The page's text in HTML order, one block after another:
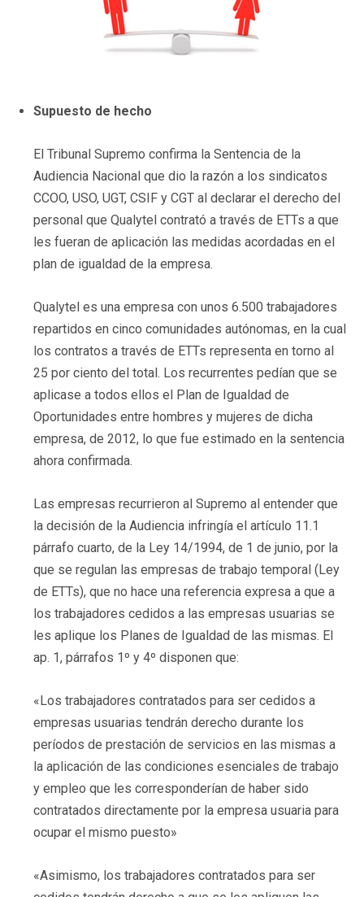
Supuesto de hecho
El Tribunal Supremo confirma la Sentencia de la
Audiencia Nacional que dio la razón a los sindicatos
CCOO, USO, UGT, CSIF y CGT al declarar el derecho del
personal que Qualytel contrató a través de ETTs a que
les fueran de aplicación las medidas acordadas en el
plan de igualdad de la empresa.
Qualytel es una empresa con unos 6.500 trabajadores
repartidos en cinco comunidades autónomas, en la cual
los contratos a través de ETTs representa en torno al
25 por ciento del total. Los recurrentes pedían que se
aplicase a todos ellos el Plan de Igualdad de
Oportunidades entre hombres y mujeres de dicha
empresa, de 2012, lo que fue estimado en la sentencia
ahora confirmada.
Las empresas recurrieron al Supremo al entender que
la decisión de la Audiencia infringía el artículo 11.1
párrafo cuarto, de la Ley 14/1994, de 1 de junio, por la
que se regulan las empresas de trabajo temporal (Ley
de ETTs), que no hace una referencia expresa a que a
los trabajadores cedidos a las empresas usuarias se
les aplique los Planes de Igualdad de las mismas. El
ap. 1, párrafos 1º y 4º disponen que:
«Los trabajadores contratados para ser cedidos a
empresas usuarias tendrán derecho durante los
períodos de prestación de servicios en las mismas a
la aplicación de las condiciones esenciales de trabajo
y empleo que les corresponderían de haber sido
contratados directamente por la empresa usuaria para
ocupar el mismo puesto»
«Asimismo, los trabajadores contratados para ser